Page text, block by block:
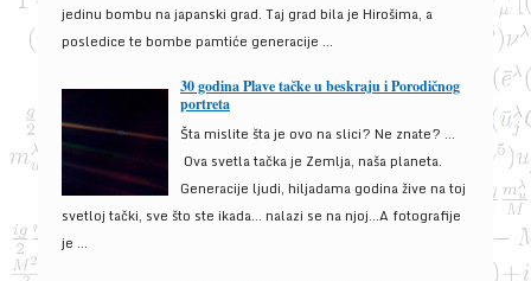
jedinu bombu na japanski grad. Taj grad bila je Hirošima, a
posledice te bombe pamtiće generacije ...
30 godina Plave tačke u beskraju i Porodičnog
portreta
Šta mislite šta je ovo na slici? Ne znate? …
Ova svetla tačka je Zemlja, naša planeta.
Generacije ljudi, hiljadama godina žive na toj
svetloj tački, sve što ste ikada… nalazi se na njoj…A fotografije
je ...